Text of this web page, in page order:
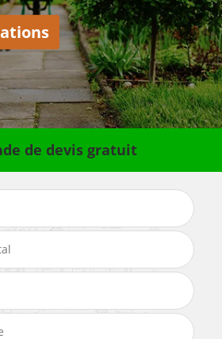
de devis gratuit